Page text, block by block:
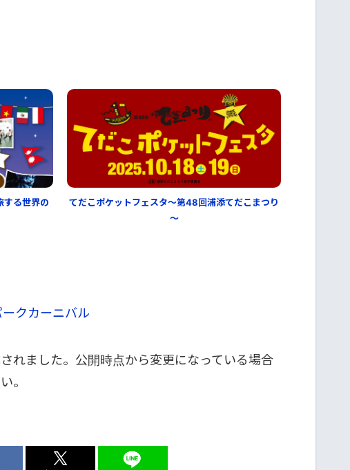
する世界の
てだこポケットフェスタ～第48回浦添てだこまつり
～
クカーニバル
れました。公開時点から変更になっている場合
。